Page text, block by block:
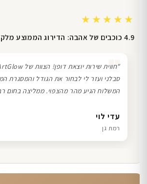
★★★★★
4.9 כוכבים של אהבה: הדירוג הממוצע מלקוחות מאושרים
שרון כהן
תל אביב
❞
סבלני ועזר לי לבחור את הגודל והמסגרת
המשלוח הגיע מהר מהצפוי. ממליצה בחום
עדי לוי
רמת גן
דנה גל
חיפה
ליאת ויוסי מ.
הוד השרון